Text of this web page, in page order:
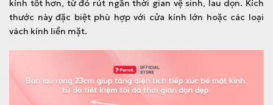
kính tốt hơn, từ đó rút ngắn thời gian vệ sinh, lau dọn. Kích
thước này đặc biệt phù hợp với cửa kính lớn hoặc các loại
vách kính liền mặt.